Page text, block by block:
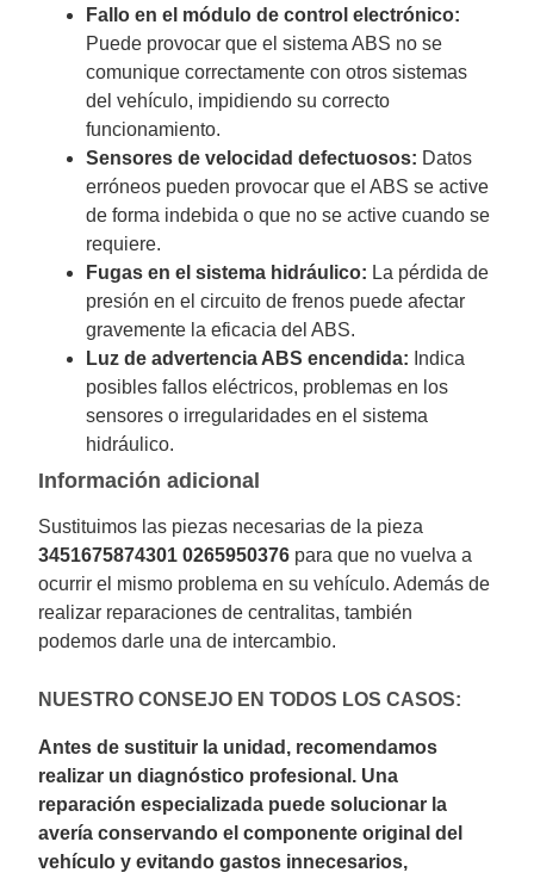
Fallo en el módulo de control electrónico:
Puede provocar que el sistema ABS no se
comunique correctamente con otros sistemas
del vehículo, impidiendo su correcto
funcionamiento.
Sensores de velocidad defectuosos: Datos
erróneos pueden provocar que el ABS se active
de forma indebida o que no se active cuando se
requiere.
Fugas en el sistema hidráulico: La pérdida de
presión en el circuito de frenos puede afectar
gravemente la eficacia del ABS.
Luz de advertencia ABS encendida: Indica
posibles fallos eléctricos, problemas en los
sensores o irregularidades en el sistema
hidráulico.
Información adicional
Sustituimos las piezas necesarias de la pieza
3451675874301 0265950376 para que no vuelva a
ocurrir el mismo problema en su vehículo. Además de
realizar reparaciones de centralitas, también
podemos darle una de intercambio.
NUESTRO CONSEJO EN TODOS LOS CASOS:
Antes de sustituir la unidad, recomendamos
realizar un diagnóstico profesional. Una
reparación especializada puede solucionar la
avería conservando el componente original del
vehículo y evitando gastos innecesarios,